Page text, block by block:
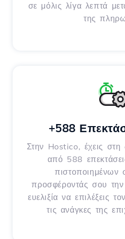
σε μόλις λίγα λεπτά
της
+588
Στην Hostico, έχεις
από 588
πιστοποιημένων
προσφέροντάς σου την
ευελιξία να επιλέξεις
τις ανάγκες της